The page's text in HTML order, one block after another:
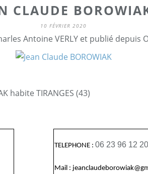
CLAUDE
10 FÉVRIER 2020
Antoine VERLY et publié depuis
habite TIRANGES (43)
TELEPHONE : 06 23 96 12 20
Mail :